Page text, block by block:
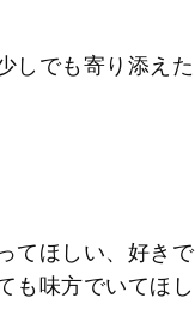
しでも寄り添えた
てほしい、好きで
も味方でいてほし